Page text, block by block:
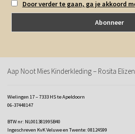
Door verder te gaan, ga je akkoord
Aap Noot Mies Kinderkleding – Rosita Elizen
Wielingen 17 – 7333 HS te Apeldoorn
06-37448147
BTW nr: NL001381995B40
Ingeschreven KvK Veluwe en Twente: 08124599